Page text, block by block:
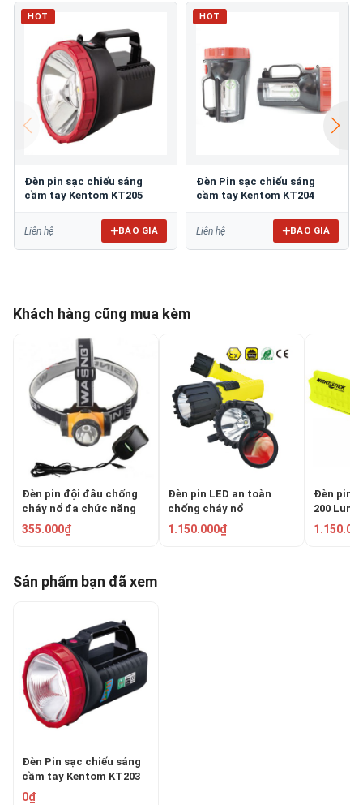
HOT
Đèn pin sạc chiếu sáng
cầm tay Kentom KT205
Liên hệ BÁO GIÁ
HOT
Đèn Pin sạc chiếu sáng
cầm tay Kentom KT204
Liên hệ BÁO GIÁ
Khách hàng cũng mua kèm
Đèn pin đội đâu chống
cháy nổ đa chức năng
WSL-698
355.000₫
Đèn pin LED an toàn
chống cháy nổ
Centurion EX-5180
1.150.000₫
Đèn pin
200
XPP-
Sản phẩm bạn đã xem
Đèn Pin sạc chiếu sáng
cầm tay Kentom KT203
0₫